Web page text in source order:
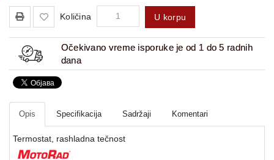
Količina U korpu
Očekivano vreme isporuke je od 1 do 5 radnih
dana
Opis Specifikacija Sadržaji Komentari
Termostat, rashladna tečnost